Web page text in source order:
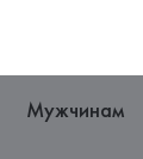
Мужчинам